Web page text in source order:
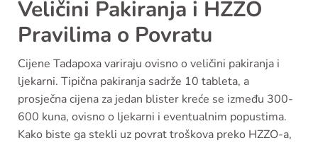
Veličini Pakiranja i HZZO
Pravilima o Povratu
Cijene Tadapoxa variraju ovisno o veličini pakiranja i
ljekarni. Tipična pakiranja sadrže 10 tableta, a
prosječna cijena za jedan blister kreće se između 300-
600 kuna, ovisno o ljekarni i eventualnim popustima.
Kako biste ga stekli uz povrat troškova preko HZZO-a,